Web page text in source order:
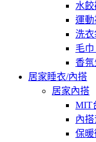
水
運動
洗衣
毛
香
居家睡衣/內搭
居家內搭
MIT
內
保暖